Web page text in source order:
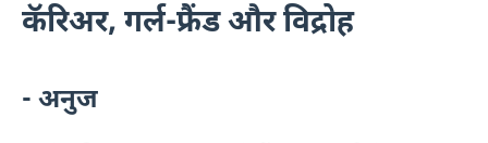
कॅरिअर, गर्ल-फ्रैंड और विद्रोह
- अनुज